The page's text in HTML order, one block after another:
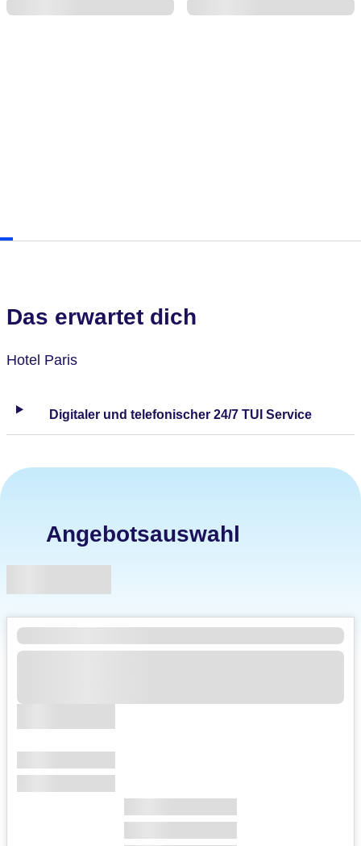
Das erwartet dich
Hotel Paris
Digitaler und telefonischer 24/7 TUI Service
Angebotsauswahl